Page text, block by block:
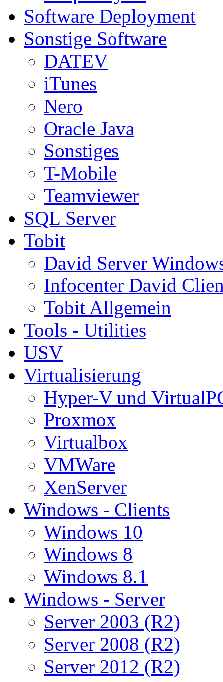
Software Deployment
Sonstige Software
DATEV
iTunes
Nero
Oracle Java
Sonstiges
T-Mobile
Teamviewer
SQL Server
Tobit
David Server
Infocenter David
Tobit Allgemein
Tools - Utilities
USV
Virtualisierung
Hyper-V und
Proxmox
Virtualbox
VMWare
XenServer
Windows - Clients
Windows 10
Windows 8
Windows 8.1
Windows - Server
Server 2003 (R2)
Server 2008 (R2)
Server 2012 (R2)